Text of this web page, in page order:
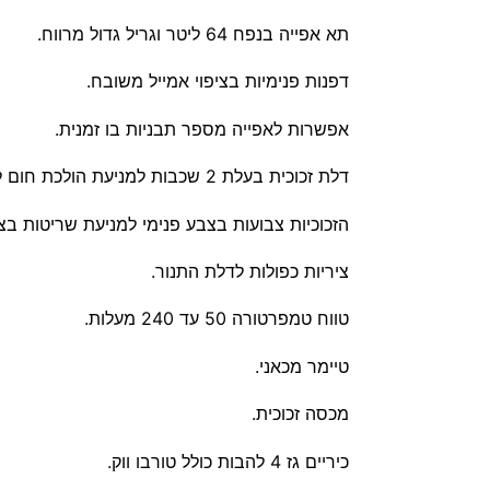
תא אפייה בנפח 64 ליטר וגריל גדול מרווח.
דפנות פנימיות בציפוי אמייל משובח.
אפשרות לאפייה מספר תבניות בו זמנית.
דלת זכוכית בעלת 2 שכבות למניעת הולכת חום לחלקה החיצוני.
הזכוכיות צבועות בצבע פנימי למניעת שריטות
ציריות כפולות לדלת התנור.
טווח טמפרטורה 50 עד 240 מעלות.
טיימר מכאני.
מכסה זכוכית.
כיריים גז 4 להבות כולל טורבו ווק.